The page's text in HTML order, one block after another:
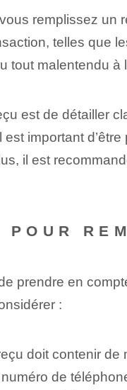
remplissez
telles que
tout malentendu
est de détailler
important
il est
prendre en
:
doit contenir
de